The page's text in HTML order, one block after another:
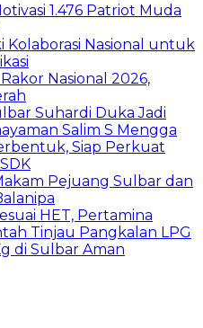
1.476 Patriot Muda
Kolaborasi Nasional untuk
Nasional 2026,
Suhardi Duka Jadi
Salim S Mengga
Siap Perkuat
Pejuang Sulbar dan
HET, Pertamina
Tinjau Pangkalan LPG
di Sulbar Aman